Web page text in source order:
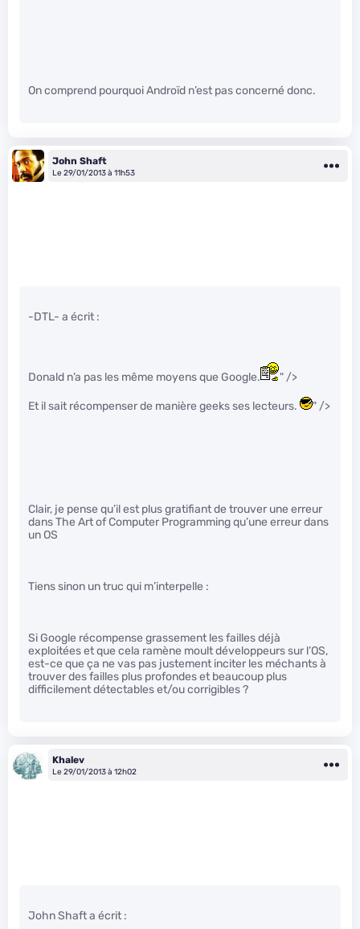
On comprend pourquoi Androïd n’est pas concerné donc.
John Shaft
Le 29/01/2013 à 11h53
-DTL- a écrit :
Donald n’a pas les même moyens que Google. " />
Et il sait récompenser de manière geeks ses lecteurs. " />
Clair, je pense qu’il est plus gratifiant de trouver une erreur
dans The Art of Computer Programming qu’une erreur dans
un OS
Tiens sinon un truc qui m’interpelle :
Si Google récompense grassement les failles déjà
exploitées et que cela ramène moult développeurs sur l’OS,
est-ce que ça ne vas pas justement inciter les méchants à
trouver des failles plus profondes et beaucoup plus
difficilement détectables et/ou corrigibles ?
Khalev
Le 29/01/2013 à 12h02
John Shaft a écrit :